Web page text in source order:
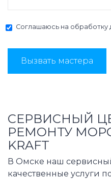
Соглашаюсь на обработку
Вызвать мастера
СЕРВИСНЫЙ
РЕМОНТУ
KRAFT
В Омске наш
качественные услуги